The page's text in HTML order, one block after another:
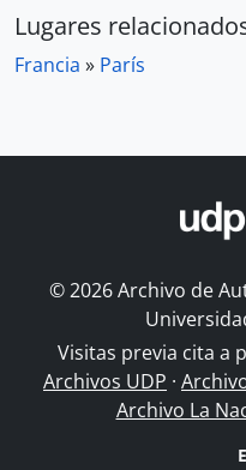
Lugares
Francia » París
© 2026 Archivo de
Visitas previa cita a
Archivos UDP ·
Archivo La